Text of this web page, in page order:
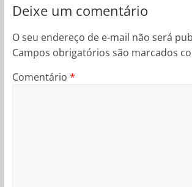
Deixe um comentário
O seu endereço de e-mail não será
Campos obrigatórios são marcados
Comentário *